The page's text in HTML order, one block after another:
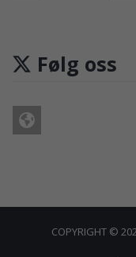
Følg oss
COPYRIGHT ©